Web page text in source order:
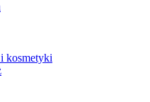
kosmetyki